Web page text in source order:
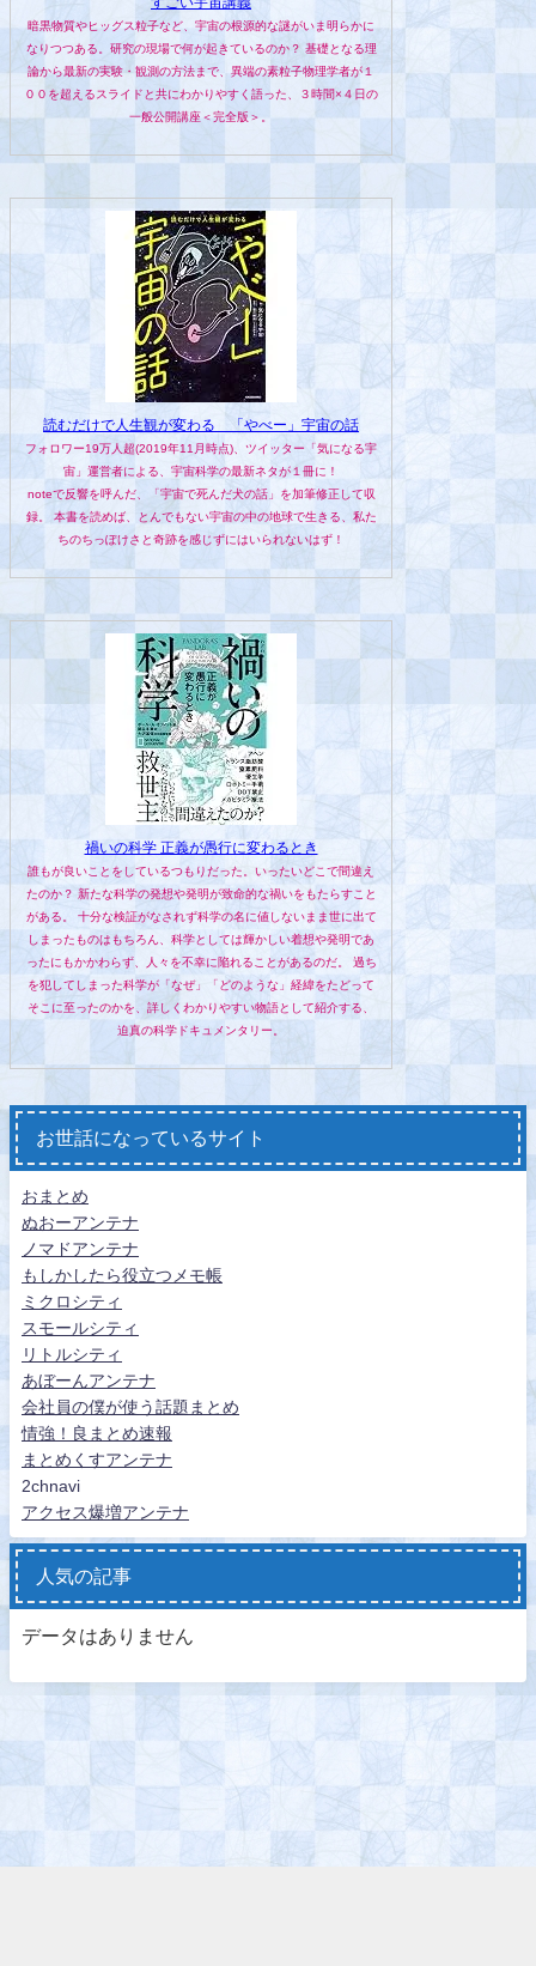
暗黒物質やヒッグス粒子など、宇宙の根源的な謎がいま明らかに
なりつつある。研究の現場で何が起きているのか？ 基礎となる理
論から最新の実験・観測の方法まで、異端の素粒子物理学者が１
００を超えるスライドと共にわかりやすく語った、３時間×４日の
一般公開講座＜完全版＞。
読むだけで人生観が変わる 「やべー」宇宙の話
フォロワー19万人超(2019年11月時点)、ツイッター「気になる宇
宙」運営者による、宇宙科学の最新ネタが１冊に！
noteで反響を呼んだ、「宇宙で死んだ犬の話」を加筆修正して収
録。 本書を読めば、とんでもない宇宙の中の地球で生きる、私た
ちのちっぽけさと奇跡を感じずにはいられないはず！
禍いの科学 正義が愚行に変わるとき
誰もが良いことをしているつもりだった。いったいどこで間違え
たのか？ 新たな科学の発想や発明が致命的な禍いをもたらすこと
がある。 十分な検証がなされず科学の名に値しないまま世に出て
しまったものはもちろん、科学としては輝かしい着想や発明であ
ったにもかかわらず、人々を不幸に陥れることがあるのだ。 過ち
を犯してしまった科学が「なぜ」「どのような」経緯をたどって
そこに至ったのかを、詳しくわかりやすい物語として紹介する、
迫真の科学ドキュメンタリー。
お世話になっているサイト
おまとめ
ぬおーアンテナ
ノマドアンテナ
もしかしたら役立つメモ帳
ミクロシティ
スモールシティ
リトルシティ
あぼーんアンテナ
会社員の僕が使う話題まとめ
情強！良まとめ速報
まとめくすアンテナ
2chnavi
アクセス爆増アンテナ
人気の記事
データはありません